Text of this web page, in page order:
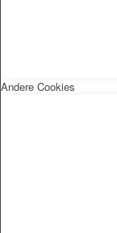
Andere Cookies